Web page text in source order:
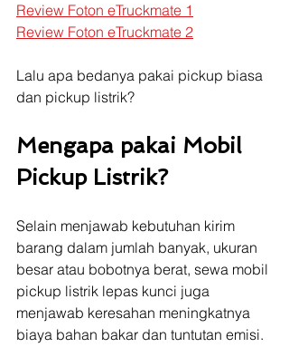
Review Foton eTruckmate 1
Review Foton eTruckmate 2
Lalu apa bedanya pakai pickup biasa
dan pickup listrik?
Mengapa pakai Mobil
Pickup Listrik?
Selain menjawab kebutuhan kirim
barang dalam jumlah banyak, ukuran
besar atau bobotnya berat, sewa mobil
pickup listrik lepas kunci juga
menjawab keresahan meningkatnya
biaya bahan bakar dan tuntutan emisi.